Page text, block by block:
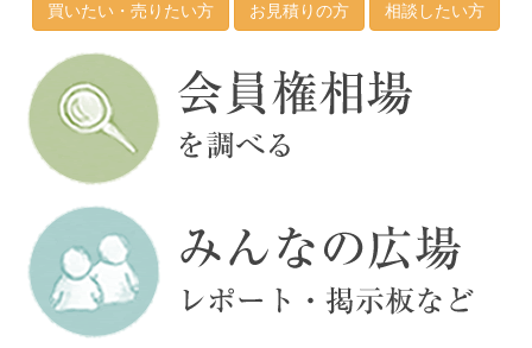
買いたい・売りたい方 お見積りの方 相談したい方